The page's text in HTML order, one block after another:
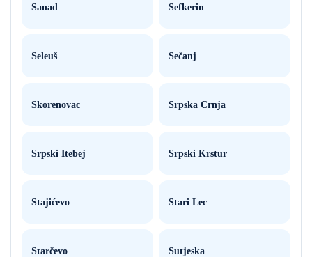
Sanad Sefkerin
Seleuš Sečanj
Skorenovac Srpska Crnja
Srpski Itebej Srpski Krstur
Stajićevo Stari Lec
Starčevo Sutjeska